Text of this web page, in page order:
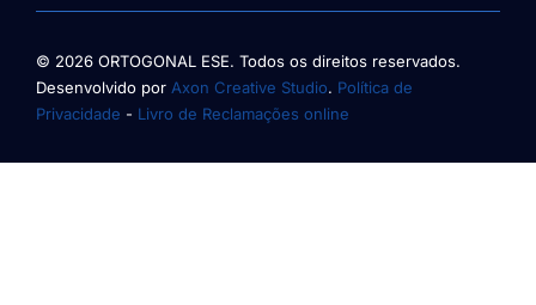
© 2026 ORTOGONAL ESE. Todos os direitos reservados.
Desenvolvido por Axon Creative Studio. Política de
Privacidade - Livro de Reclamações online